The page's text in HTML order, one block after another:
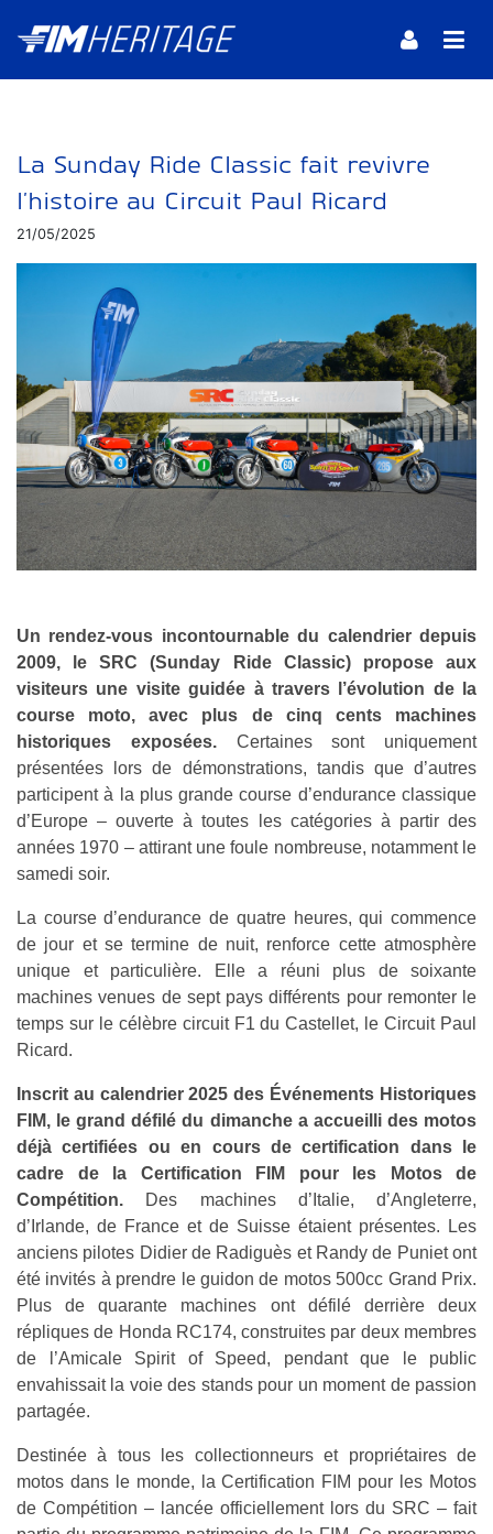
La Sunday Ride Classic fait revivre
l’histoire au Circuit Paul Ricard
21/05/2025
Un rendez-vous incontournable du calendrier depuis
2009, le SRC (Sunday Ride Classic) propose aux
visiteurs une visite guidée à travers l’évolution de la
course moto, avec plus de cinq cents machines
historiques exposées. Certaines sont uniquement
présentées lors de démonstrations, tandis que d’autres
participent à la plus grande course d’endurance classique
d’Europe – ouverte à toutes les catégories à partir des
années 1970 – attirant une foule nombreuse, notamment le
samedi soir.
La course d’endurance de quatre heures, qui commence
de jour et se termine de nuit, renforce cette atmosphère
unique et particulière. Elle a réuni plus de soixante
machines venues de sept pays différents pour remonter le
temps sur le célèbre circuit F1 du Castellet, le Circuit Paul
Ricard.
Inscrit au calendrier 2025 des Événements Historiques
FIM, le grand défilé du dimanche a accueilli des motos
déjà certifiées ou en cours de certification dans le
cadre de la Certification FIM pour les Motos de
Compétition. Des machines d’Italie, d’Angleterre,
d’Irlande, de France et de Suisse étaient présentes. Les
anciens pilotes Didier de Radiguès et Randy de Puniet ont
été invités à prendre le guidon de motos 500cc Grand Prix.
Plus de quarante machines ont défilé derrière deux
répliques de Honda RC174, construites par deux membres
de l’Amicale Spirit of Speed, pendant que le public
envahissait la voie des stands pour un moment de passion
partagée.
Destinée à tous les collectionneurs et propriétaires de
motos dans le monde, la Certification FIM pour les Motos
de Compétition – lancée officiellement lors du SRC – fait